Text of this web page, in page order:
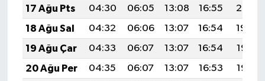
17 Ağu Pts
04:30 06:05 13:08 16:55
20:01
18 Ağu Sal
04:32 06:06 13:07 16:54
19:59
19 Ağu Çar
04:33 06:07 13:07 16:54
19:58
20 Ağu Per
04:35 06:07 13:07 16:53
19:57